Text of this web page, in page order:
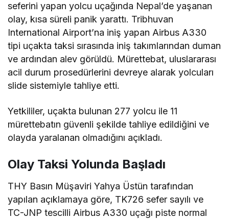
seferini yapan yolcu uçağında Nepal’de yaşanan
olay, kısa süreli panik yarattı. Tribhuvan
International Airport’na iniş yapan Airbus A330
tipi uçakta taksi sırasında iniş takımlarından duman
ve ardından alev görüldü. Mürettebat, uluslararası
acil durum prosedürlerini devreye alarak yolcuları
slide sistemiyle tahliye etti.
Yetkililer, uçakta bulunan 277 yolcu ile 11
mürettebatın güvenli şekilde tahliye edildiğini ve
olayda yaralanan olmadığını açıkladı.
Olay Taksi Yolunda Başladı
THY Basın Müşaviri Yahya Üstün tarafından
yapılan açıklamaya göre, TK726 sefer sayılı ve
TC-JNP tescilli Airbus A330 uçağı piste normal